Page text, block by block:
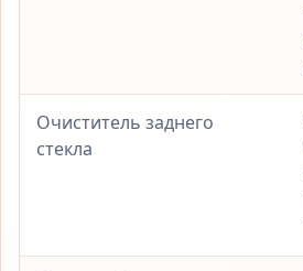
Очиститель заднего
стекла